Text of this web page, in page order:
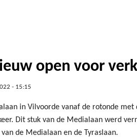
open voor
- 15:15
in Vilvoorde vanaf de rotonde
Dit stuk van de Medialaan werd
de Medialaan en de Tyraslaan.